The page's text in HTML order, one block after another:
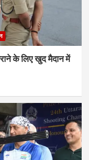
के लिए खुद मैदान में